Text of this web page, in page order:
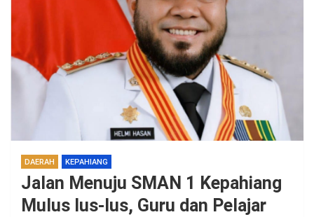
DAERAH KEPAHIANG
Jalan Menuju SMAN 1 Kepahiang
Mulus lus-lus, Guru dan Pelajar